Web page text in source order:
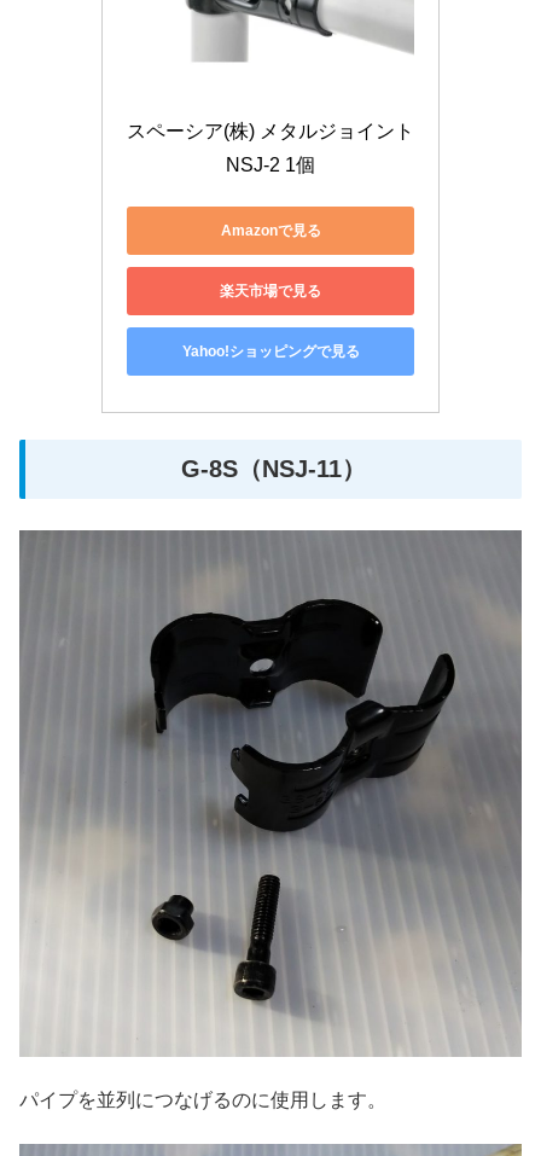
スペーシア(株) メタルジョイント
NSJ-2 1個
Amazonで見る
楽天市場で見る
Yahoo!ショッピングで見る
G-8S（NSJ-11）
パイプを並列につなげるのに使用します。